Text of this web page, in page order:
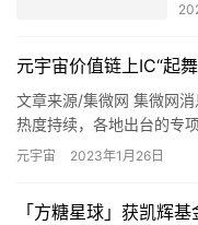
元宇宙价值链上IC“起
文章来源/集微网 集微网
热度持续，各地出台的专
市）、17城。 据集微咨询
元宇宙 2023年1月26日
「方糖星球」获凯辉